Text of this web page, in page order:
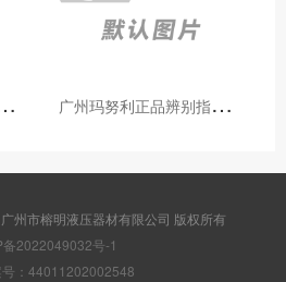
域的应用案例与效果分析 广
州玛努利正品辨别指南：如何区分原装 Manuli 胶管 / 接头 / 扣压机（代理专业版）
州市榕明液压器材有限公司 版权所有
备2022049032号-1
：44011202002548